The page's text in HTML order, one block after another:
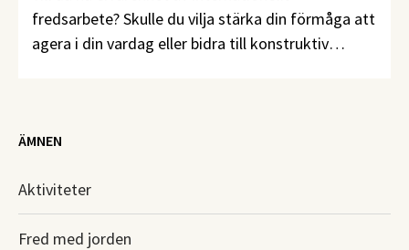
fredsarbete? Skulle du vilja stärka din förmåga att
agera i din vardag eller bidra till konstruktiv
ÄMNEN
Aktiviteter
Fred med jorden